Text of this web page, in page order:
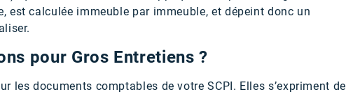
est calculée immeuble par immeuble, et dépeint donc un
pour Gros Entretiens ?
les documents comptables de votre SCPI. Elles s’expriment de